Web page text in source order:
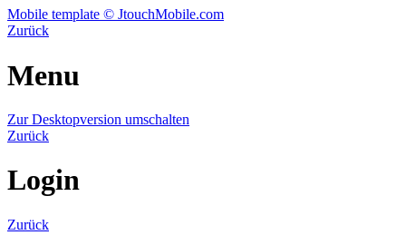
Mobile template © JtouchMobile.com
Zurück
Menu
Zur Desktopversion umschalten
Zurück
Login
Zurück